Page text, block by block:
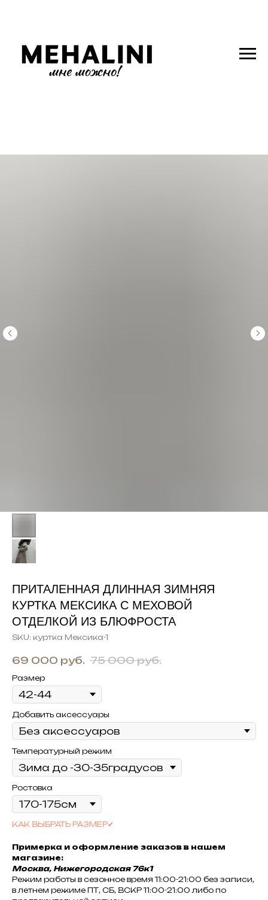
ПРИТАЛЕННАЯ ДЛИННАЯ ЗИМНЯЯ
КУРТКА МЕКСИКА С МЕХОВОЙ
ОТДЕЛКОЙ ИЗ БЛЮФРОСТА
SKU: куртка Мексика-1
69 000 руб. 75 000 руб.
Размер
Добавить аксессуары
Температурный режим
Ростовка
КАК ВЫБРАТЬ РАЗМЕР✔
Примерка и оформление заказов в нашем
магазине:
Москва, Нижегородская 76к1
Режим работы в сезонное время 11:00-21:00 без записи,
в летнем режиме ПТ, СБ, ВСКР 11:00-21:00 либо по